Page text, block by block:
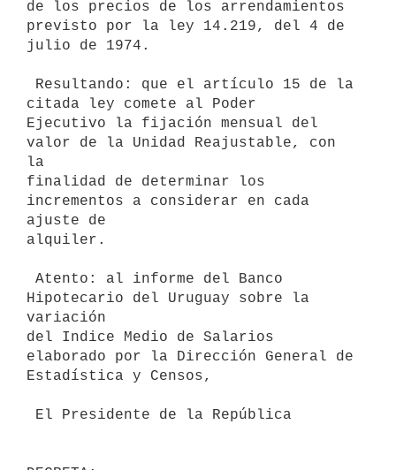
de los precios de los arrendamientos
previsto por la ley 14.219, del 4 de
julio de 1974.
citada ley comete al Poder
Ejecutivo la fijación mensual del
valor de la Unidad Reajustable, con
la
finalidad de determinar los
incrementos a considerar en cada
ajuste de
alquiler.
Hipotecario del Uruguay sobre la
variación
del Indice Medio de Salarios
elaborado por la Dirección General de
Estadística y Censos,